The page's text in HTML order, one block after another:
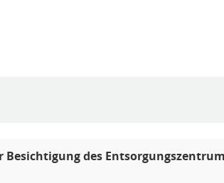
des